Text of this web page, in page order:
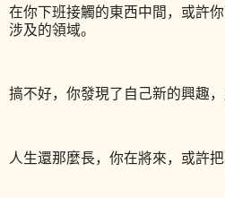
在你下班接觸的東西中間，或許
涉及的領域。
搞不好，你發現了自己新的興趣
人生還那麼長，你在將來，或許